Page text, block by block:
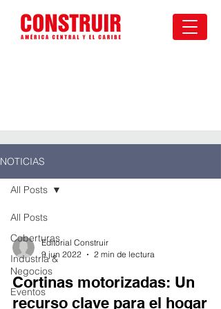
NOTICIAS
All Posts
Coberturas
Industria &
Negocios
Eventos
All Posts
Editorial Construir
9 jun 2022
2 min de lectura
Cortinas motorizadas: Un
recurso clave para el hogar